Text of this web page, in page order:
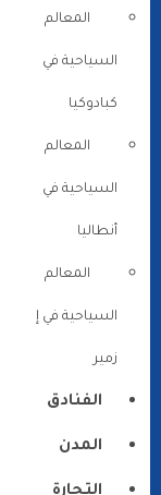
المعالم
السياحية في
كبادوكيا
المعالم
السياحية في
أنطاليا
المعالم
السياحية في إ
زمير
الفنادق
المدن